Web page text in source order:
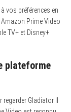
vos préférences en
Amazon Prime Video
TV+ et Disney+
plateforme
Gladiator II